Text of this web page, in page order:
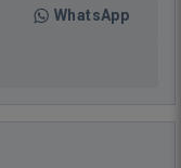
WhatsApp